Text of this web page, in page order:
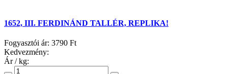
1652, III. FERDINÁND TALLÉR, REPLIKA!
Fogyasztói ár: 3790 Ft
Kedvezmény:
Ár / kg: